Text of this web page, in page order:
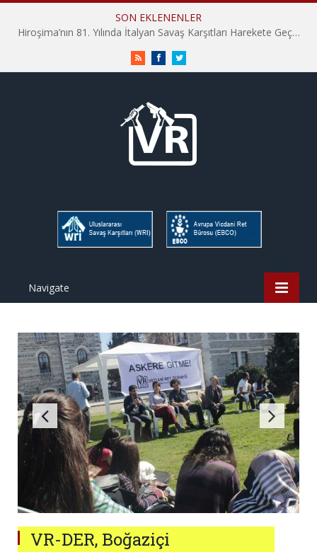
SON EKLENENLER
Hiroşima’nın 81. Yılında İtalyan Savaş Karşıtları Harekete Geçti: “Hatırlamak yeterli değil”
RSS FacebookTwitter
Navigate
VR-DER, Boğaziçi